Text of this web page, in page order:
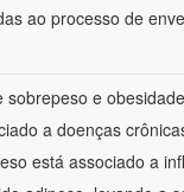
ao processo de
sobrepeso e
a doenças
está associado a